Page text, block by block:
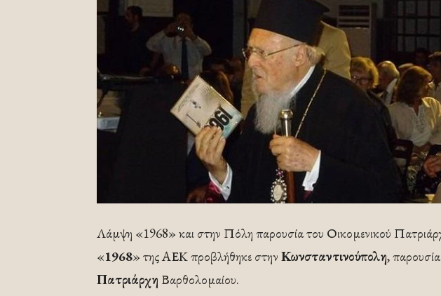
Λάμψη «1968» και στην Πόλη παρουσία του Οικομενικού
«1968» της ΑΕΚ προβλήθηκε στην Κωνσταντινούπολη,
Πατριάρχη Βαρθολομαίου.